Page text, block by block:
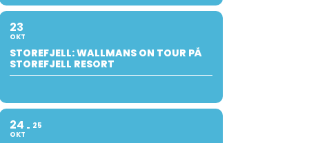
23
OKT
STOREFJELL: WALLMANS ON TOUR PÅ
STOREFJELL RESORT
24
OKT
25